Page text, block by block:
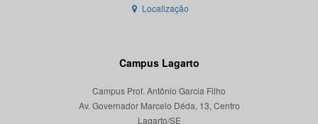
Localização
Campus Lagarto
Campus Prof. Antônio Garcia Filho
Av. Governador Marcelo Déda, 13, Centro
Lagarto/SE